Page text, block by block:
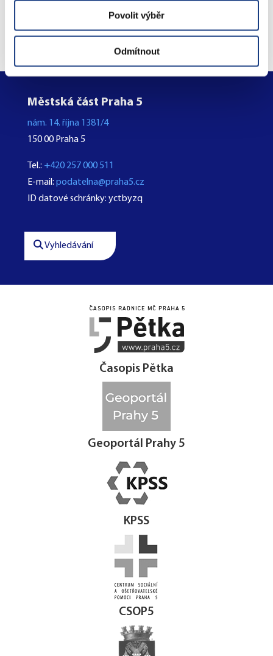
Povolit výběr
Odmítnout
Městská část Praha 5
nám. 14. října 1381/4
150 00 Praha 5
Tel.: +420 257 000 511
E-mail: podatelna@praha5.cz
ID datové schránky: yctbyzq
Vyhledávání
 
Časopis Pětka
Geoportál Prahy 5
KPSS
CSOP5